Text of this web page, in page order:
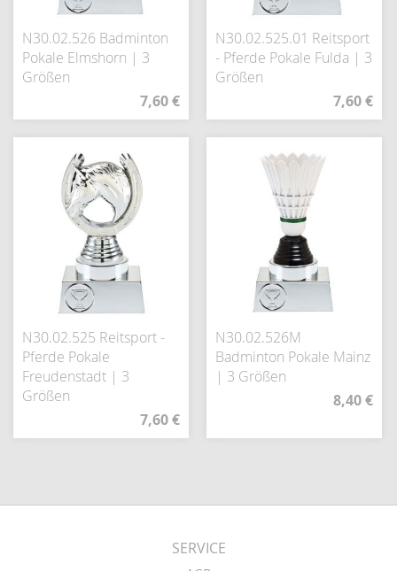
N30.02.526 Badminton
Pokale Elmshorn | 3
Größen
7,60 €
N30.02.525.01 Reitsport
- Pferde Pokale Fulda | 3
Größen
7,60 €
N30.02.525 Reitsport -
Pferde Pokale
Freudenstadt | 3
Größen
7,60 €
N30.02.526M
Badminton Pokale Mainz
| 3 Größen
8,40 €
SERVICE